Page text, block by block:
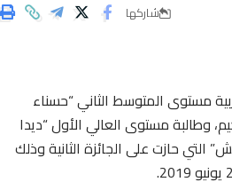
شاركها
مستوى المتوسط الثاني “حسناء
وطالبة مستوى العالي الأول “ديدا
التي حازت على الجائزة الثانية وذلك